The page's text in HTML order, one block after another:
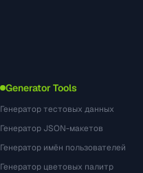
Generator Tools
Генератор тестовых данных
Генератор JSON-макетов
Генератор имён пользователей
Генератор цветовых палитр